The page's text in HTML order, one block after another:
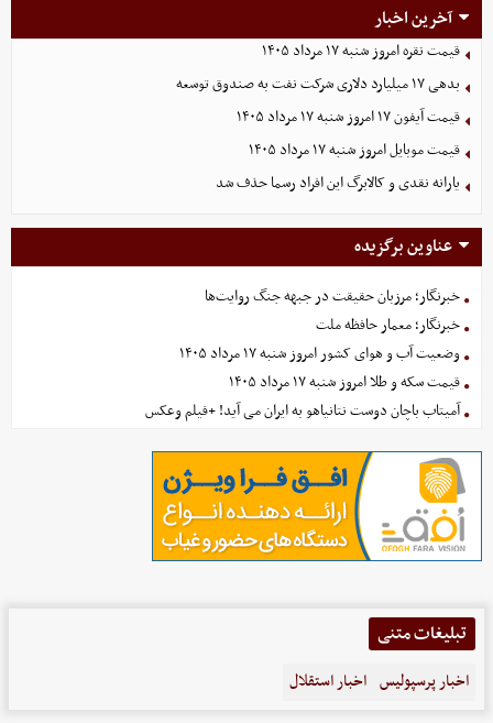
آخرین اخبار
قیمت نقره امروز شنبه ۱۷ مرداد ۱۴۰۵
بدهی ١٧ میلیارد دلاری شرکت نفت به صندوق توسعه
قیمت آیفون ۱۷ امروز شنبه ۱۷ مرداد ۱۴۰۵
قیمت موبایل‌ امروز شنبه ۱۷ مرداد ۱۴۰۵
یارانه نقدی و کالابرگ این افراد رسما حذف شد
عناوین برگزیده
خبرنگار؛ مرزبان حقیقت در جبهه جنگ روایت‌ها
خبرنگار؛ معمار حافظه ملت
وضعیت آب و هوای کشور امروز شنبه ۱۷ مرداد ۱۴۰۵
قیمت سکه و طلا امروز شنبه ۱۷ مرداد ۱۴۰۵
آمیتاب باچان دوست نتانیاهو به ایران می آید! +فیلم وعکس
تبلیغات متنی
اخبار پرسپولیس اخبار استقلال